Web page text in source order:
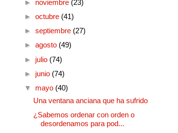
► noviembre (23)
► octubre (41)
► septiembre (27)
► agosto (49)
► julio (74)
► junio (74)
▼ mayo (40)
Una ventana anciana que ha sufrido
¿Sabemos ordenar con orden o
desordenamos para pod...